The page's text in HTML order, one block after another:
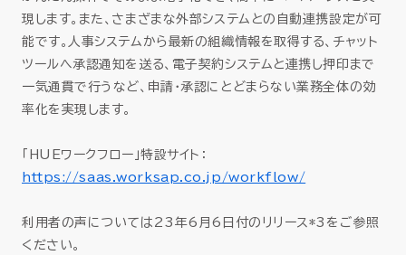
現します。また、さまざまな外部システムとの自動連携設定が可
能です。人事システムから最新の組織情報を取得する、チャット
ツールへ承認通知を送る、電子契約システムと連携し押印まで
一気通貫で行うなど、申請・承認にとどまらない業務全体の効
率化を実現します。
「HUEワークフロー」特設サイト：
https://saas.worksap.co.jp/workflow/
利用者の声については23年6月6日付のリリース*3をご参照
ください。